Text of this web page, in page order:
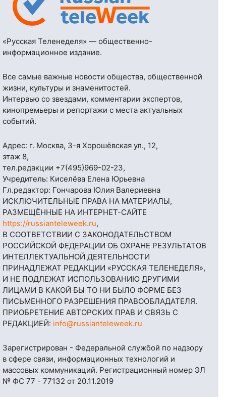
«Русская Теленеделя» — общественно-
информационное издание.
Все самые важные новости общества, общественной
жизни, культуры и знаменитостей.
Интервью со звездами, комментарии экспертов,
кинопремьеры и репортажи с места актуальных
событий.
Адрес: г. Москва, 3-я Хорошёвская ул., 12,
этаж 8,
тел.редакции +7(495)969-02-23,
Учредитель: Киселёва Елена Юрьевна
Гл.редактор: Гончарова Юлия Валериевна
ИСКЛЮЧИТЕЛЬНЫЕ ПРАВА НА МАТЕРИАЛЫ,
РАЗМЕЩЁННЫЕ НА ИНТЕРНЕТ-САЙТЕ
https://russianteleweek.ru,
В СООТВЕТСТВИИ С ЗАКОНОДАТЕЛЬСТВОМ
РОССИЙСКОЙ ФЕДЕРАЦИИ ОБ ОХРАНЕ РЕЗУЛЬТАТОВ
ИНТЕЛЛЕКТУАЛЬНОЙ ДЕЯТЕЛЬНОСТИ
ПРИНАДЛЕЖАТ РЕДАКЦИИ «РУССКАЯ ТЕЛЕНЕДЕЛЯ»,
И НЕ ПОДЛЕЖАТ ИСПОЛЬЗОВАНИЮ ДРУГИМИ
ЛИЦАМИ В КАКОЙ БЫ ТО НИ БЫЛО ФОРМЕ БЕЗ
ПИСЬМЕННОГО РАЗРЕШЕНИЯ ПРАВООБЛАДАТЕЛЯ.
ПРИОБРЕТЕНИЕ АВТОРСКИХ ПРАВ И СВЯЗЬ С
РЕДАКЦИЕЙ: info@russianteleweek.ru
Зарегистрирован - Федеральной службой по надзору
в сфере связи, информационных технологий и
массовых коммуникаций. Регистрационный номер ЭЛ
№ ФС 77 - 77132 от 20.11.2019